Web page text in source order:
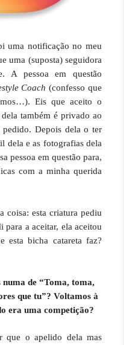
uma notificação no meu
uma (suposta) seguidora
A pessoa em questão
Coach (confesso que
Eis que aceito o
também é privado ao
Depois dela o ter
dela e as fotografias dela
pessoa em questão para,
com a minha querida
coisa: esta criatura pediu
para a aceitar, ela aceitou
bicha catareta faz?
numa de “Toma, toma,
que tu”? Voltamos à
era uma competição?
que o apelido dela mas